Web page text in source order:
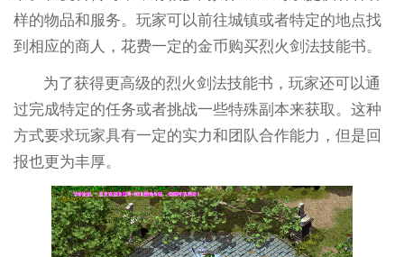
样的物品和服务。玩家可以前往城镇或者特定的地点找
到相应的商人，花费一定的金币购买烈火剑法技能书。
为了获得更高级的烈火剑法技能书，玩家还可以通
过完成特定的任务或者挑战一些特殊副本来获取。这种
方式要求玩家具有一定的实力和团队合作能力，但是回
报也更为丰厚。